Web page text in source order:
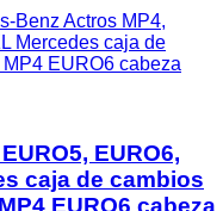
Benz Actros MP4,
Mercedes caja de
EURO6 cabeza
EURO6,
caja de cambios
EURO6 cabeza